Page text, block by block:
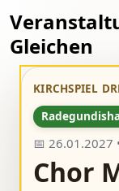
Gleichen
KIRCHSPIEL
📅 26.01.2027
Chor